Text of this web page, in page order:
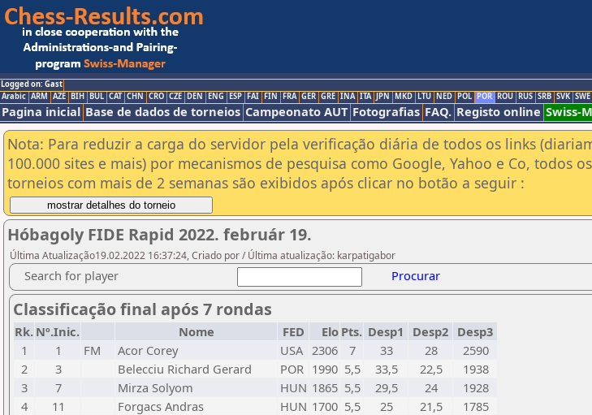
Logged on: Gast
Arabic ARM AZE BIH BUL CAT CHN CRO CZE DEN ENG ESP FAI FIN FRA GER GRE INA ITA JPN MKD LTU NED POL POR ROU RUS SRB SVK SWE
Pagina inicial Base de dados de torneios Campeonato AUT Fotografias FAQ. Registo online Swiss-
Nota: Para reduzir a carga do servidor pela verificação diária de todos os links
100.000 sites e mais) por mecanismos de pesquisa como Google, Yahoo e Co, todos
torneios com mais de 2 semanas são exibidos após clicar no botão a seguir :
Hóbagoly FIDE Rapid 2022. február 19.
Última Atualização19.02.2022 16:37:24, Criado por / Última atualização: karpatigabor
Search for player Procurar
Classificação final após 7 rondas
Rk. Nº.Inic. Nome FED Elo Pts. Desp1 Desp2 Desp3
1
1 FM Acor Corey USA 2306 7 33 28
2590
2
3 Belecciu Richard Gerard POR 1990 5,5 33,5 22,5
1938
3
7 Mirza Solyom HUN 1865 5,5 29,5 24
1928
4
11 Forgacs Andras HUN 1700 5,5 25 21,5
1785